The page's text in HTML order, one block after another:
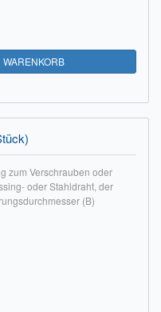
WARENKORB
zum Verschrauben oder
oder Stahldraht, der
(B)